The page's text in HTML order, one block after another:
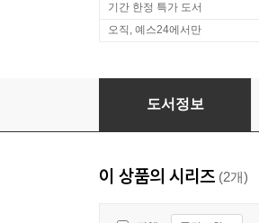
기간 한정 특가 도서
오직, 예스24에서만
철도원 삼대 2 (큰글자도
도서정보
이 상품의 시리즈 (2개)